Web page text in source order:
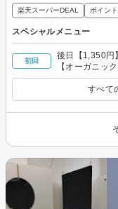
楽天スーパーDEAL ポイン
スペシャルメニュー
初回
後日【1,350円
【オーガニッ
パ＆トリート
すべて